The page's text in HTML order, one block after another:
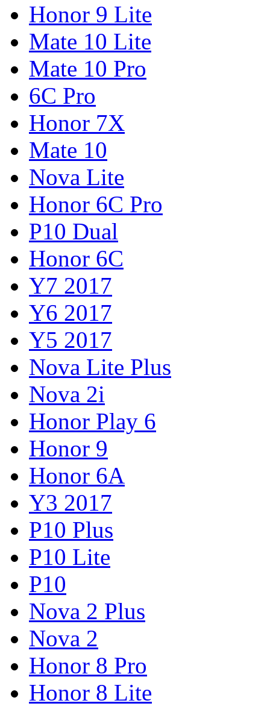
Honor 9 Lite
Mate 10 Lite
Mate 10 Pro
6C Pro
Honor 7X
Mate 10
Nova Lite
Honor 6C Pro
P10 Dual
Honor 6C
Y7 2017
Y6 2017
Y5 2017
Nova Lite Plus
Nova 2i
Honor Play 6
Honor 9
Honor 6A
Y3 2017
P10 Plus
P10 Lite
P10
Nova 2 Plus
Nova 2
Honor 8 Pro
Honor 8 Lite